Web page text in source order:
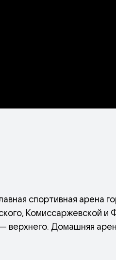
спортивная арена
Комиссаржевской
верхнего. Домашняя